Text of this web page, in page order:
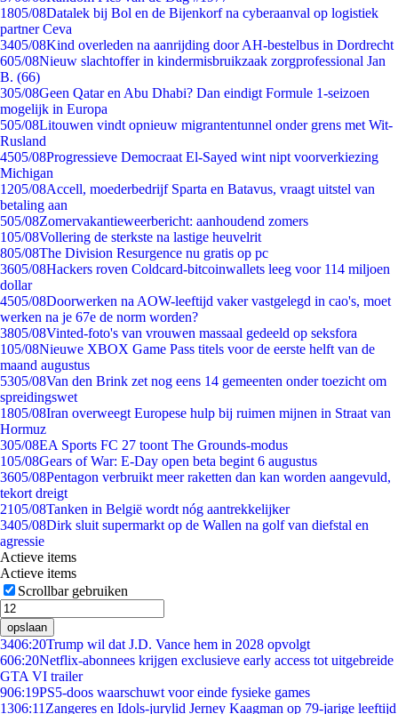
1805/08Datalek bij Bol en de Bijenkorf na cyberaanval op logistiek
partner Ceva
3405/08Kind overleden na aanrijding door AH-bestelbus in Dordrecht
605/08Nieuw slachtoffer in kindermisbruikzaak zorgprofessional Jan
B. (66)
305/08Geen Qatar en Abu Dhabi? Dan eindigt Formule 1-seizoen
mogelijk in Europa
505/08Litouwen vindt opnieuw migrantentunnel onder grens met Wit-
Rusland
4505/08Progressieve Democraat El-Sayed wint nipt voorverkiezing
Michigan
1205/08Accell, moederbedrijf Sparta en Batavus, vraagt uitstel van
betaling aan
505/08Zomervakantieweerbericht: aanhoudend zomers
105/08Vollering de sterkste na lastige heuvelrit
805/08The Division Resurgence nu gratis op pc
3605/08Hackers roven Coldcard-bitcoinwallets leeg voor 114 miljoen
dollar
4505/08Doorwerken na AOW-leeftijd vaker vastgelegd in cao's, moet
werken na je 67e de norm worden?
3805/08Vinted-foto's van vrouwen massaal gedeeld op seksfora
105/08Nieuwe XBOX Game Pass titels voor de eerste helft van de
maand augustus
5305/08Van den Brink zet nog eens 14 gemeenten onder toezicht om
spreidingswet
1805/08Iran overweegt Europese hulp bij ruimen mijnen in Straat van
Hormuz
305/08EA Sports FC 27 toont The Grounds-modus
105/08Gears of War: E-Day open beta begint 6 augustus
3605/08Pentagon verbruikt meer raketten dan kan worden aangevuld,
tekort dreigt
2105/08Tanken in België wordt nóg aantrekkelijker
3405/08Dirk sluit supermarkt op de Wallen na golf van diefstal en
agressie
Actieve items
Actieve items
Scrollbar gebruiken
opslaan
3406:20Trump wil dat J.D. Vance hem in 2028 opvolgt
606:20Netflix-abonnees krijgen exclusieve early access tot uitgebreide
GTA VI trailer
906:19PS5-doos waarschuwt voor einde fysieke games
1306:11 Zangeres en Idols-jurylid Jerney Kaagman op 79-jarige leeftijd